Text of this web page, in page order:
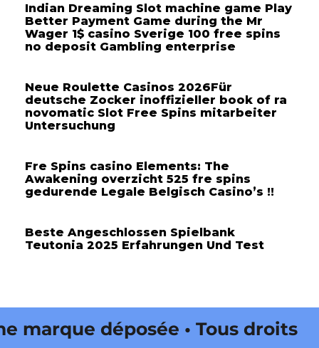
Indian Dreaming Slot machine game Play
Better Payment Game during the Mr
Wager 1$ casino Sverige 100 free spins
no deposit Gambling enterprise
Neue Roulette Casinos 2026Für
deutsche Zocker inoffizieller book of ra
novomatic Slot Free Spins mitarbeiter
Untersuchung
Fre Spins casino Elements: The
Awakening overzicht 525 fre spins
gedurende Legale Belgisch Casino’s !!
Beste Angeschlossen Spielbank
Teutonia 2025 Erfahrungen Und Test
déposée • Tous droits